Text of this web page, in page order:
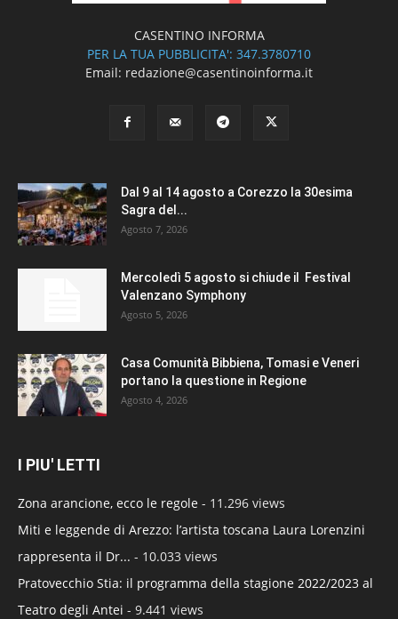
CASENTINO INFORMA
PER LA TUA PUBBLICITA': 347.3780710
Email: redazione@casentinoinforma.it
Dal 9 al 14 agosto a Corezzo la 30esima
Sagra del...
Agosto 7, 2026
Mercoledì 5 agosto si chiude il Festival
Valenzano Symphony
Agosto 5, 2026
Casa Comunità Bibbiena, Tomasi e Veneri
portano la questione in Regione
Agosto 4, 2026
I PIU' LETTI
Zona arancione, ecco le regole - 11.296 views
Miti e leggende di Arezzo: l’artista toscana Laura Lorenzini
rappresenta il Dr... - 10.033 views
Pratovecchio Stia: il programma della stagione 2022/2023 al
Teatro degli Antei - 9.441 views